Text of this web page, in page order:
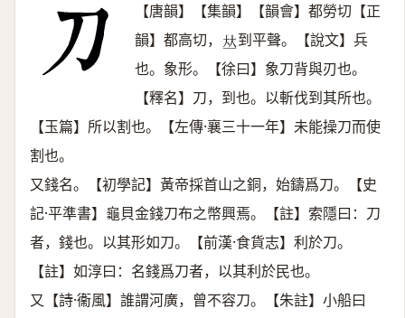
【唐韻】【集韻】【韻會】都勞切【正
韻】都高切， 𠀤到平聲。【說文】兵
也。象形。【徐曰】象刀背與刃也。
【釋名】刀，到也。以斬伐到其所也。
【玉篇】所以割也。【左傳·襄三十一年】未能操刀而使
割也。
又錢名。【初學記】黃帝採首山之銅，始鑄爲刀。【史
記·平準書】龜貝金錢刀布之幣興焉。【註】索隱曰：刀
者，錢也。以其形如刀。【前漢·食貨志】利於刀。
【註】如淳曰：名錢爲刀者，以其利於民也。
又【詩·衞風】誰謂河廣，曾不容刀。【朱註】小船曰